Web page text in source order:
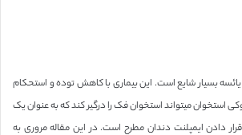
یائسه بسیار شایع است. این بیماری با کاهش توده و استحکام
میتواند استخوان فک را درگیر کند که به عنوان یک
دادن ایمپلنت دندان مطرح است. در این مقاله مروری به